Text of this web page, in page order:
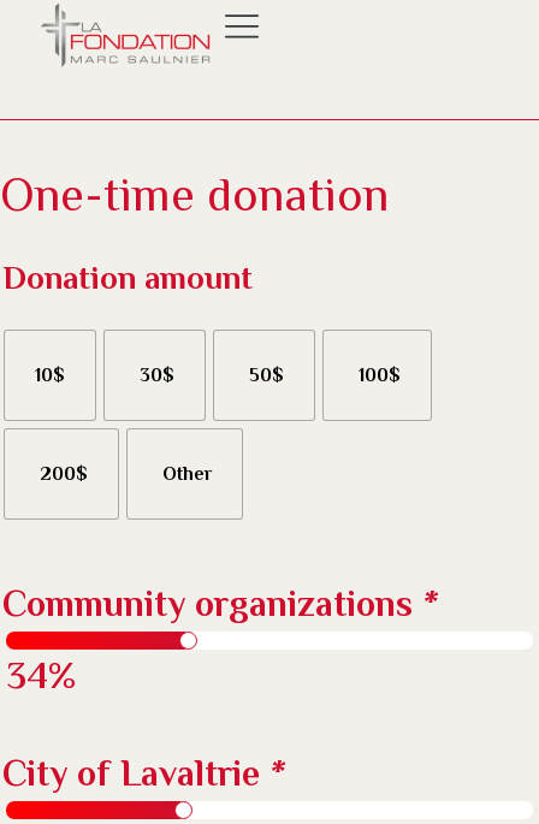
One-time donation
Donation amount
10$ 30$ 50$ 100$
200$ Other
Community organizations *
34%
City of Lavaltrie *